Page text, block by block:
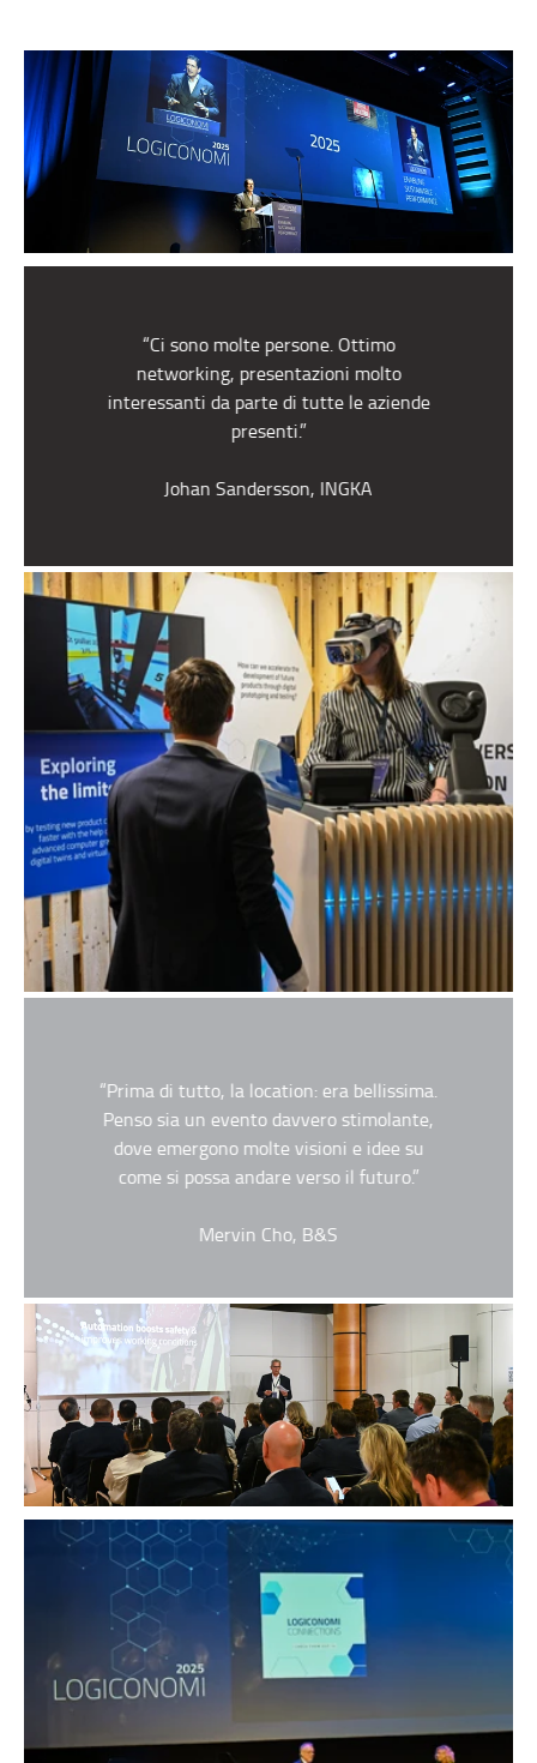
“Ci sono molte persone. Ottimo
networking, presentazioni molto
interessanti da parte di tutte le aziende
presenti.”
Johan Sandersson, INGKA
“Prima di tutto, la location: era bellissima.
Penso sia un evento davvero stimolante,
dove emergono molte visioni e idee su
come si possa andare verso il futuro.”
Mervin Cho, B&S